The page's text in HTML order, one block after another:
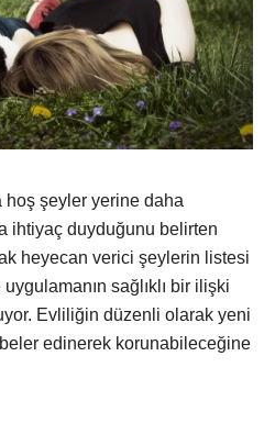
şeyler yerine daha
ihtiyaç duyduğunu belirten
heyecan verici şeylerin listesi
sağlıklı bir ilişki
Evliliğin düzenli olarak yeni
edinerek korunabileceğine